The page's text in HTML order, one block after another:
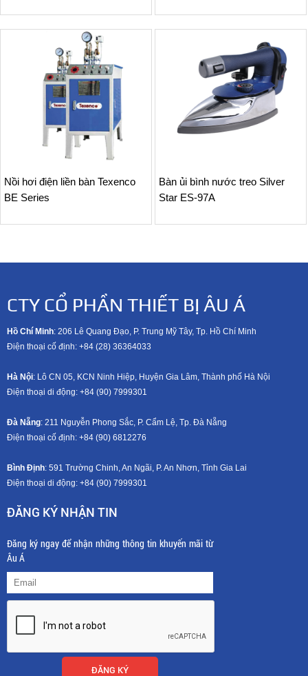
Nồi hơi điện liền bàn Texenco
BE Series
Bàn ủi bình nước treo Silver
Star ES-97A
CTY CỔ PHẦN THIẾT BỊ ÂU Á
Hồ Chí Minh: 206 Lê Quang Đạo, P. Trung Mỹ Tây, Tp. Hồ Chí Minh
Điện thoại cố định: +84 (28) 36364033
Hà Nội: Lô CN 05, KCN Ninh Hiệp, Huyện Gia Lâm, Thành phố Hà Nội
Điện thoại di động: +84 (90) 7999301
Đà Nẵng: 211 Nguyễn Phong Sắc, P. Cẩm Lệ, Tp. Đà Nẵng
Điện thoại cố định: +84 (90) 6812276
Bình Định: 591 Trường Chinh, An Ngãi, P. An Nhơn, Tỉnh Gia Lai
Điện thoại di động: +84 (90) 7999301
ĐĂNG KÝ NHẬN TIN
Đăng ký ngay để nhận những thông tin khuyến mãi từ
Âu Á